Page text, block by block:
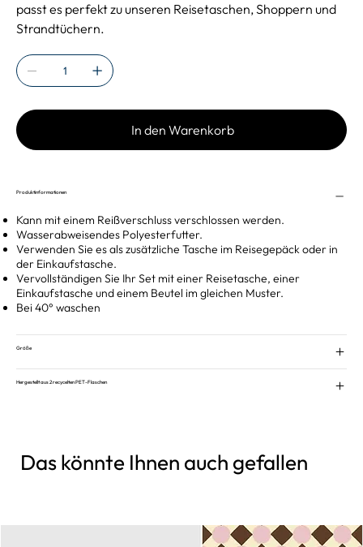
passt es perfekt zu unseren Reisetaschen, Shoppern und
Strandtüchern.
In den Warenkorb
Produktinformationen
Kann mit einem Reißverschluss verschlossen werden.
Wasserabweisendes Polyesterfutter.
Verwenden Sie es als zusätzliche Tasche im Reisegepäck oder in
der Einkaufstasche.
Vervollständigen Sie Ihr Set mit einer Reisetasche, einer
Einkaufstasche und einem Beutel im gleichen Muster.
Bei 40° waschen
Größe
Hergestellt aus 2 recycelten PET-Flaschen
Das könnte Ihnen auch gefallen